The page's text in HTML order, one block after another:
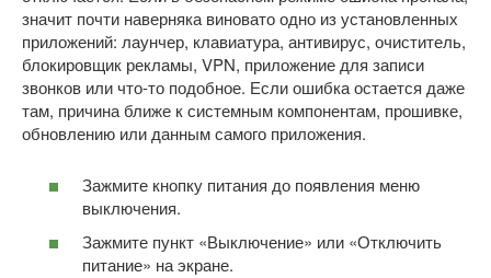
значит почти наверняка виновато одно из установленных
приложений: лаунчер, клавиатура, антивирус, очиститель,
блокировщик рекламы, VPN, приложение для записи
звонков или что-то подобное. Если ошибка остается даже
там, причина ближе к системным компонентам, прошивке,
обновлению или данным самого приложения.
Зажмите кнопку питания до появления меню
выключения.
Зажмите пункт «Выключение» или «Отключить
питание» на экране.